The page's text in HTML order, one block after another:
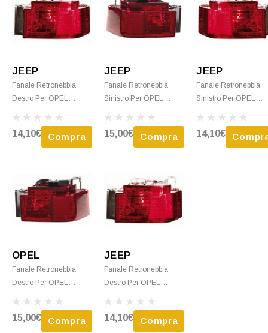
JEEP
Fanale Retronebbia
Destro Per OPEL
2006 Paraurti
Posteriore, Nuovo
14,10€ Compra
JEEP
Fanale Retronebbia
Sinistro Per OPEL
2006 Paraurti
Posteriore, Rosso
15,00€ Compra
JEEP
Fanale Retronebbia
Sinistro Per OPEL
2010 Paraurti
Posteriore, Nuovo
14,10€
OPEL
Fanale Retronebbia
Destro Per OPEL
2006 Paraurti
Posteriore, Rosso
15,00€ Compra
JEEP
Fanale Retronebbia
Destro Per OPEL
2010 Paraurti
Posteriore, Nuovo
14,10€ Compra